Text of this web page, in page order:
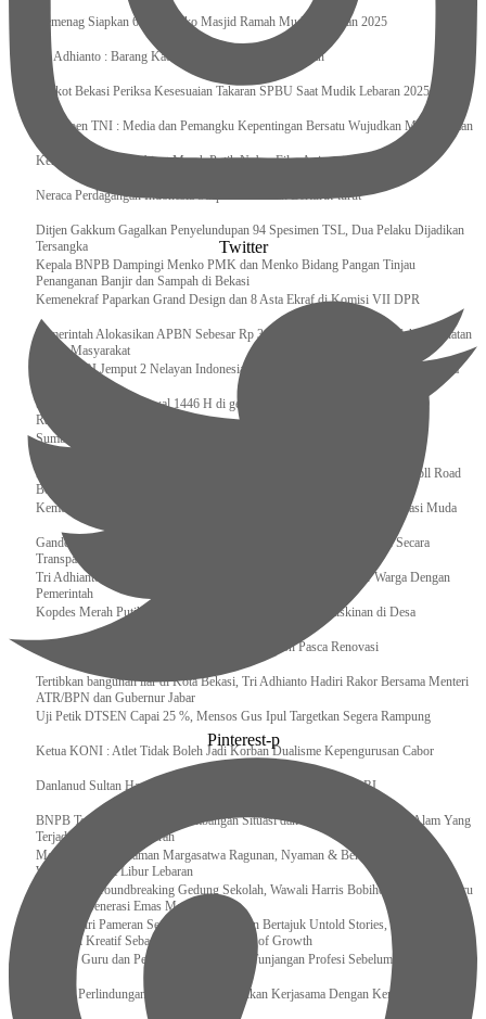
Kemenag Siapkan 6.180 Posko Masjid Ramah Mudik Lebaran 2025
Tri Adhianto : Barang Kadaluarsa Segera di Kembalikan
Walkot Bekasi Periksa Kesesuaian Takaran SPBU Saat Mudik Lebaran 2025
Kapuspen TNI : Media dan Pemangku Kepentingan Bersatu Wujudkan Mudik Aman
Kemenekraf Ajak Kabinet Merah Putih Nobar Film Animasi Jumbo
Neraca Perdagangan Indonesia Surplus 58 Bulan Berturut-turut
Ditjen Gakkum Gagalkan Penyelundupan 94 Spesimen TSL, Dua Pelaku Dijadikan
Tersangka
Kepala BNPB Dampingi Menko PMK dan Menko Bidang Pangan Tinjau
Penanganan Banjir dan Sampah di Bekasi
Kemenekraf Paparkan Grand Design dan 8 Asta Ekraf di Komisi VII DPR
Pemerintah Alokasikan APBN Sebesar Rp 3,4 Triliun untuk Program Cek Kesehatan
Gratis Masyarakat
Bakamla RI Jemput 2 Nelayan Indonesia di Perbatasan Terluar Indonesia Malaysia
Sidang Isbat Awal Syawal 1446 H di gelar oleh Kementerian Agama pada 29
Ramadan
Sumber Daya Adalah Tantangan Penanganan Darurat Bencana di Daerah
Dukung Kelancaran Lalu Lintas Libur Idul Fitri 1446h / 2025m, Waskita Toll Road
Berlakukan Diskon Tarif Sebesar 20%
Kemenekraf – Kemeninves Perkuat Sinergi Demi Lapangan Kerja Generasi Muda
Gandeng KPK , Gus Ipul Memastikan Penyaluran Bansos Dilakukan Secara
Transparan dan Tepat Sasaran
Tri Adhianto Katakan : Tarling Sebagai Sarana Komunikasi Antar Warga Dengan
Pemerintah
Kopdes Merah Putih Instrumen Penting Pengentasan Kemiskinan di Desa
Presiden, Prabowo Subianto Resmikan 17 Stadion Pasca Renovasi
Tertibkan bangunan liar di Kota Bekasi, Tri Adhianto Hadiri Rakor Bersama Menteri
ATR/BPN dan Gubernur Jabar
Uji Petik DTSEN Capai 25 %, Mensos Gus Ipul Targetkan Segera Rampung
Ketua KONI : Atlet Tidak Boleh Jadi Korban Dualisme Kepengurusan Cabor
Danlanud Sultan Hasanuddin Ikuti Exit Meeting Bersama BPK RI
BNPB Terus Memantau Perkembangan Situasi dan Penanganan Bencana Alam Yang
Terjadi di Beberapa Daerah
Menpar Pastikan Taman Margasatwa Ragunan, Nyaman & Bersih di Kunjungi
Wisatawan Saat Libur Lebaran
Resmikan Groundbreaking Gedung Sekolah, Wawali Harris Bobihoe : Tonggak Baru
Ciptakan Generasi Emas Masa Depan
Menghadiri Pameran Seni Meiro Collection Bertajuk Untold Stories, Irene Umar :
Ekonomi Kreatif Sebagai The New Engine of Growth
120.067 Guru dan Pengawas PAI Terima Tunjangan Profesi Sebelum Lebaran
Perkuat Perlindungan KI Kemenkum Sahkan Kerjasama Dengan Kemenbud
Twitter
Pinterest-p